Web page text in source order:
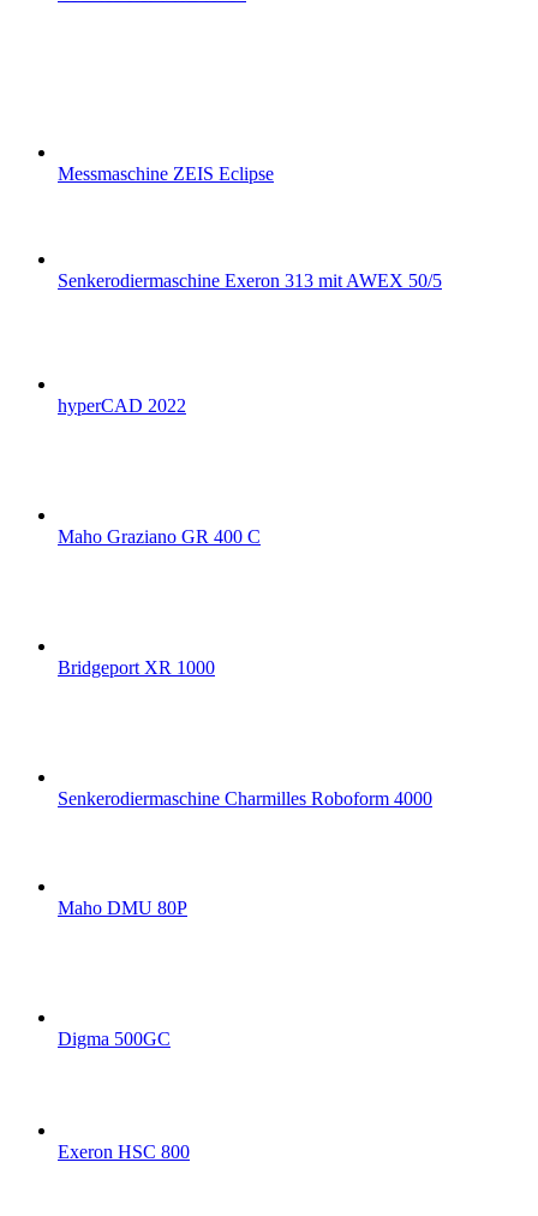
Messmaschine ZEIS Eclipse
Senkerodiermaschine Exeron 313 mit AWEX 50/5
hyperCAD 2022
Maho Graziano GR 400 C
Bridgeport XR 1000
Senkerodiermaschine Charmilles Roboform 4000
Maho DMU 80P
Digma 500GC
Exeron HSC 800